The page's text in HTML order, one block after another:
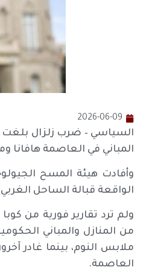
2026-06-09
المباني في العاصمة هافانا
الواقعة قبالة الساحل
ولم ترد تقارير فورية من
من المنازل والمباني
ملابس النوم، بينما غادر
العاصمة.